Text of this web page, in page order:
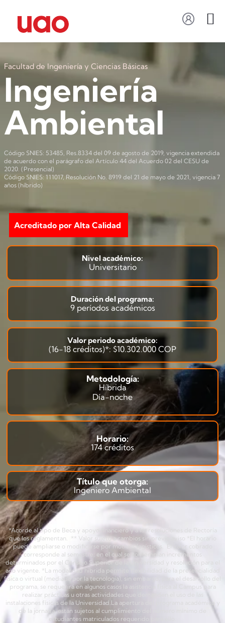
Facultad de Ingeniería y Ciencias Básicas
Ingeniería
Ambiental
Código SNIES: 53485, Res.8334 del 09 de agosto de 2019, vigencia extendida
de acuerdo con el parágrafo del Artículo 44 del Acuerdo 02 del CESU de
2020. (Presencial)
Código SNIES: 111017, Resolución No. 8919 del 21 de mayo de 2021, vigencia 7
años (híbrido)
Acreditado por Alta Calidad
Nivel académico:
Universitario
Duración del programa:
9 períodos académicos
Valor periodo académico:
(16-18 créditos)*: $10.302.000 COP
Metodología:
Híbrida
Día-noche
Horario:
174 créditos
Título que otorga:
Ingeniero Ambiental
*Acorde al tipo de Beca y apoyo financiero y a las resoluciones de Rectoría
que los reglamentan. ** Valor sujeto a cambios sin previo aviso *El horario
puede ampliarse o modificarse por motivos logísticos. El valor cobrado
corresponde al semestre; en el cual se contemplan incrementos
determinados por el Consejo Superior de la Universidad y resolución para el
año vigente. *La modalidad híbrida permite flexibilidad de la presencialidad
física o virtual (mediada por la tecnología), sin embargo, para el desarrollo del
programa, se requerirá en algunos casos la asistencia física al Campus para
realizar prácticas u otras actividades que demanden el uso de las
instalaciones físicas de la Universidad.La apertura del programa académico y
de la jornada, están sujetos al cumplimiento del número mínimo de
estudiantes matriculados requerido para ello.